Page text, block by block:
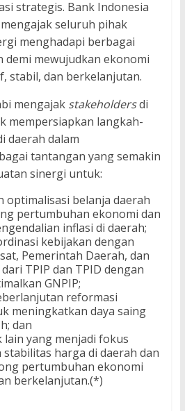
strategis. Bank Indonesia
seluruh pihak
menghadapi berbagai
demi mewujudkan ekonomi
stabil, dan berkelanjutan.
mengajak stakeholdersdi
mempersiapkan langkah-
daerah dalam
tantangan yang semakin
sinergi untuk:
optimalisasi belanja daerah
pertumbuhan ekonomi dan
inflasi di daerah;
kebijakan dengan
Pemerintah Daerah, dan
TPIP dan TPID dengan
GNPIP;
reformasi
meningkatkan daya saing
dan
lain yang menjadi fokus
stabilitas harga di daerah dan
pertumbuhan ekonomi
berkelanjutan.(*)